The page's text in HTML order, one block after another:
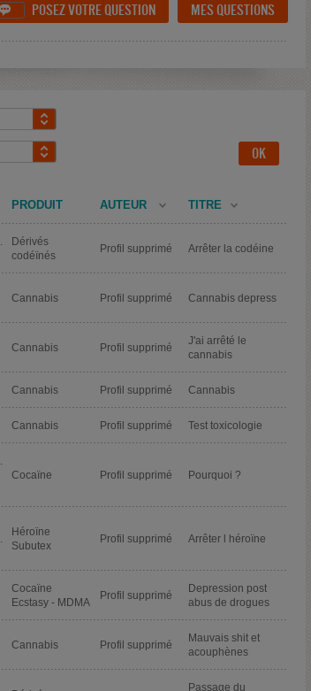
 POSEZ VOTRE QUESTION MES QUESTIONS
PRODUIT AUTEUR TITRE
Dérivés
codéïnés
Profil supprimé Arrêter la codéine
Cannabis Profil supprimé Cannabis depress
Cannabis Profil supprimé
J'ai arrêté le
cannabis
Cannabis Profil supprimé Cannabis
Cannabis Profil supprimé Test toxicologie
Cocaïne Profil supprimé Pourquoi ?
Héroïne
Subutex
Profil supprimé Arrêter l héroïne
Cocaïne
Ecstasy - MDMA
Profil supprimé
Depression post
abus de drogues
Cannabis Profil supprimé
Mauvais shit et
acouphènes
Passage du